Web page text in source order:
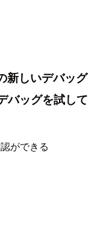
新しいデバッグ
バッグを試して
ができる